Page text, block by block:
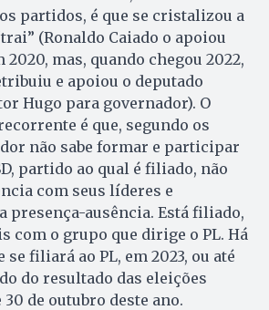
partidos, é que se cristalizou a
(Ronaldo Caiado o apoiou
mas, quando chegou 2022,
e apoiou o deputado
Hugo para governador). O
é que, segundo os
não sabe formar e participar
partido ao qual é filiado, não
com seus líderes e
presença-ausência. Está filiado,
com o grupo que dirige o PL. Há
se filiará ao PL, em 2023, ou até
do resultado das eleições
de outubro deste ano.